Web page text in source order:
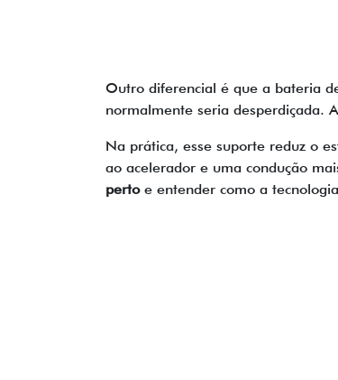
Outro diferencial é que a bateria
normalmente seria desperdiçada.
Na prática, esse suporte reduz o
ao acelerador e uma condução
perto e entender como a